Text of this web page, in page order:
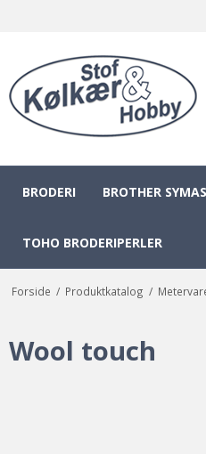
BRODERI BROTHER
TOHO BRODERIPERLER
Forside / Produktkatalog /
Wool touch